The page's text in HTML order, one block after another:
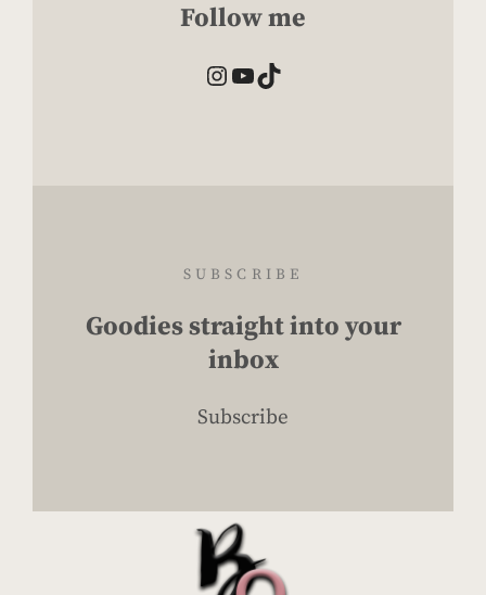
Follow me
InstagramYouTube TikTok
SUBSCRIBE
Goodies straight into your
inbox
Subscribe